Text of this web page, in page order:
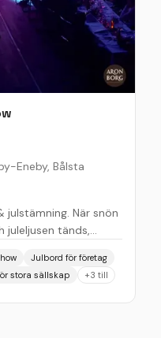
Eneby, Bålsta
julstämning. När snön
juleljusen tänds,
Mälaren, bara en kort
Västerås & Arlanda
och stämningsfull
Julbord för företag
stora sällskap +3 till